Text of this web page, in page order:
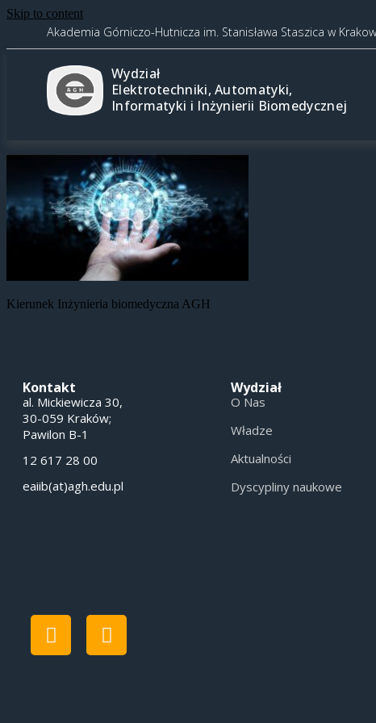
Skip to content
Akademia Górniczo-Hutnicza im. Stanisława Staszica w
Wydział
Elektrotechniki, Automatyki,
Informatyki i Inżynierii Biomedycznej
Kierunek Inżynieria biomedyczna AGH
Kontakt
al. Mickiewicza 30,
30-059 Kraków;
Pawilon B-1
12 617 28 00
eaiib(at)agh.edu.pl
Wydział
O Nas
Władze
Aktualności
Dyscypliny naukowe